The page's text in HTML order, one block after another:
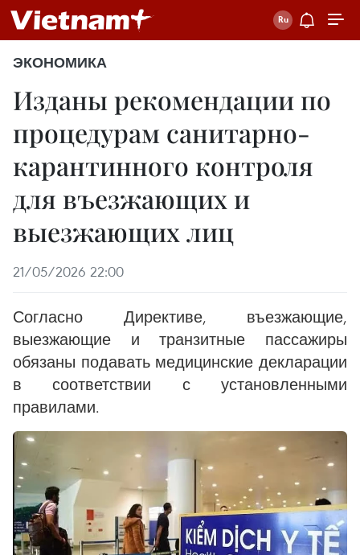
ЭКОНОМИКА
Изданы рекомендации по
процедурам санитарно-
карантинного контроля
для въезжающих и
выезжающих лиц
21/05/2026 22:00
Согласно Директиве, въезжающие,
выезжающие и транзитные пассажиры
обязаны подавать медицинские декларации
в соответствии с установленными
правилами.